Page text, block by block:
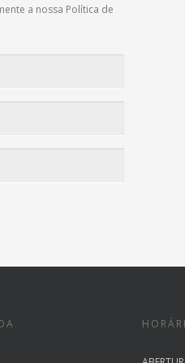
a nossa Política de